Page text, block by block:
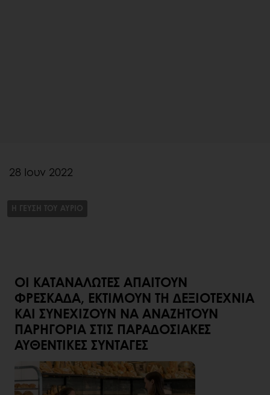
28 Ιουν 2022
Η ΓΕΥΣΗ ΤΟΥ ΑΥΡΙΟ
ΟΙ ΚΑΤΑΝΑΛΩΤΈΣ ΑΠΑΙΤΟΎΝ
ΦΡΕΣΚΆΔΑ, ΕΚΤΙΜΟΎΝ ΤΗ ΔΕΞΙΟΤΕΧΝΊΑ
ΚΑΙ ΣΥΝΕΧΊΖΟΥΝ ΝΑ ΑΝΑΖΗΤΟΎΝ
ΠΑΡΗΓΟΡΙΆ ΣΤΙΣ ΠΑΡΑΔΟΣΙΑΚΈΣ
ΑΥΘΕΝΤΙΚΈΣ ΣΥΝΤΑΓΈΣ